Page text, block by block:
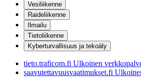
Vesiliikenne
Raideliikenne
Ilmailu
Tietoliikenne
Kyberturvallisuus ja tekoäly
tieto.traficom.fi Ulkoinen
saavutettavuusvaatimukset.fi